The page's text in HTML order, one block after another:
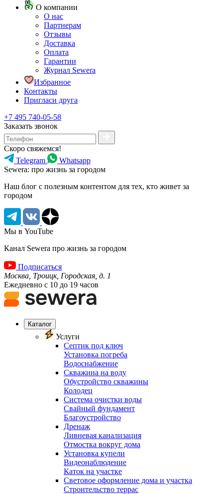
О компании
О нас
Партнерам
Отзывы
Доставка
Оплата
Гарантии
Журнал Sewera
Избранное
Контакты
Пригласи друга
+7 495 740-05-58
Заказать звонок
Скоро свяжемся!
Telegram
Whatsapp
Sewera: про жизнь за городом
Наш блог c полезным контентом для тех, кто живет за
городом
Мы в YouTube
Канал Sewera про жизнь за городом
Подписаться
Москва, Троицк, Городская, д. 1
Ежедневно с 10 до 19 часов
Каталог
Услуги
Септик под ключ
Установка погреба
Водоснабжение
Скважина на воду
Обустройство скважины
Колодец
Система очистки воды
Свайный фундамент
Благоустройство
Дренаж
Ливневая канализация
Отмостка вокруг дома
Установка купели
Видеонаблюдение
Каток на участке
Световое оформление дома и участка
Строительство террас